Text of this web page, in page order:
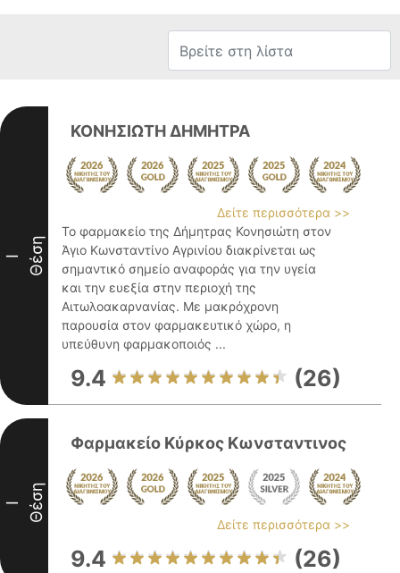
I Θέση
ΚΟΝΗΣΙΩΤΗ ΔΗΜΗΤΡΑ
Δείτε περισσότερα >>
Το φαρμακείο της Δήμητρας Κονησιώτη στον
Άγιο Κωνσταντίνο Αγρινίου διακρίνεται ως
σημαντικό σημείο αναφοράς για την υγεία
και την ευεξία στην περιοχή της
Αιτωλοακαρνανίας. Με μακρόχρονη
παρουσία στον φαρμακευτικό χώρο, η
υπεύθυνη φαρμακοποιός ...
9.4 (26)
I Θέση
Φαρμακείο Κύρκος Κωνσταντινος
Δείτε περισσότερα >>
9.4 (26)